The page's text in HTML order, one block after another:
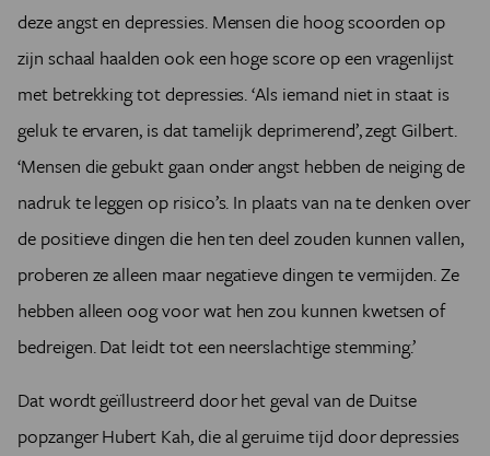
deze angst en depressies. Mensen die hoog scoorden op
zijn schaal haalden ook een hoge score op een vragenlijst
met betrekking tot depressies. ‘Als iemand niet in staat is
geluk te ervaren, is dat tamelijk deprimerend’, zegt Gilbert.
‘Mensen die gebukt gaan onder angst hebben de neiging de
nadruk te leggen op risico’s. In plaats van na te denken over
de positieve dingen die hen ten deel zouden kunnen vallen,
proberen ze alleen maar negatieve dingen te vermijden. Ze
hebben alleen oog voor wat hen zou kunnen kwetsen of
bedreigen. Dat leidt tot een neerslachtige stemming.’
Dat wordt geïllustreerd door het geval van de Duitse
popzanger Hubert Kah, die al geruime tijd door depressies